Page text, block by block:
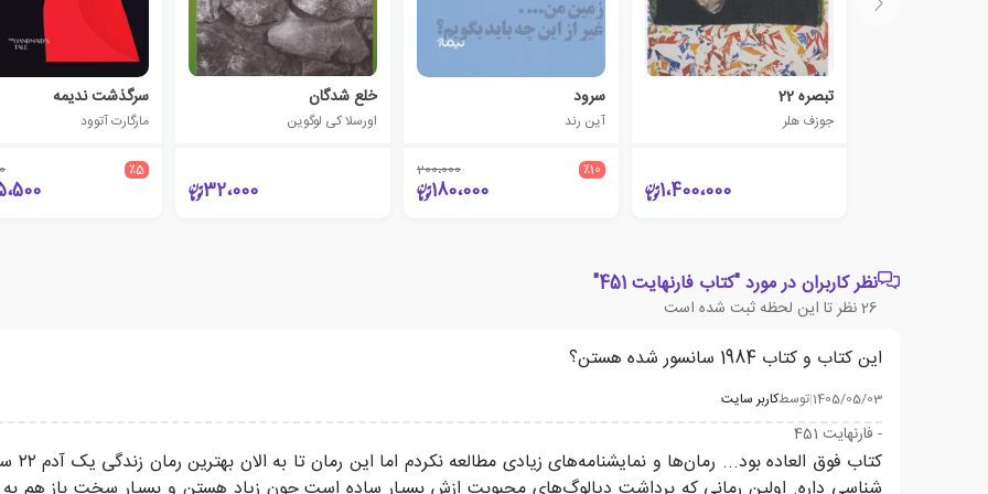
تبصره 22
جوزف هلر
1،400،000
سرود
آین رند
٪10 200،000
180،000
خلع شدگان
اورسلا کی لوگوین
32،000
سرگذشت ندیمه
مارگارت آتوود
٪5
نظر کاربران در مورد "کتاب فارنهایت 451"
26نظر تا این لحظه ثبت شده است
این کتاب و کتاب 1984 سانسور شده هستن؟
1405/05/03
|توسطکاربر سایت
- فارنهایت 451